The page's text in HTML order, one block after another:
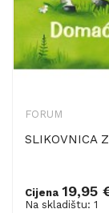
FORUM
SLIKOVNICA
Cijena 19,95
Na skladištu: 1
Dodaj u